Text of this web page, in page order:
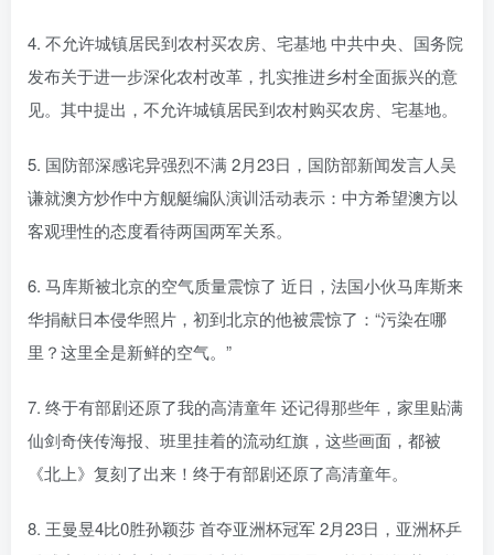
4. 不允许城镇居民到农村买农房、宅基地 中共中央、国务院
发布关于进一步深化农村改革，扎实推进乡村全面振兴的意
见。其中提出，不允许城镇居民到农村购买农房、宅基地。
5. 国防部深感诧异强烈不满 2月23日，国防部新闻发言人吴
谦就澳方炒作中方舰艇编队演训活动表示：中方希望澳方以
客观理性的态度看待两国两军关系。
6. 马库斯被北京的空气质量震惊了 近日，法国小伙马库斯来
华捐献日本侵华照片，初到北京的他被震惊了：“污染在哪
里？这里全是新鲜的空气。”
7. 终于有部剧还原了我的高清童年 还记得那些年，家里贴满
仙剑奇侠传海报、班里挂着的流动红旗，这些画面，都被
《北上》复刻了出来！终于有部剧还原了高清童年。
8. 王曼昱4比0胜孙颖莎 首夺亚洲杯冠军 2月23日，亚洲杯乒